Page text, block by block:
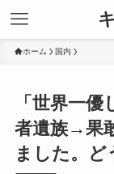
ホーム 国内
「世界一
者遺族→果
ました。ど